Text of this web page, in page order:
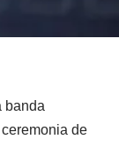
banda
de